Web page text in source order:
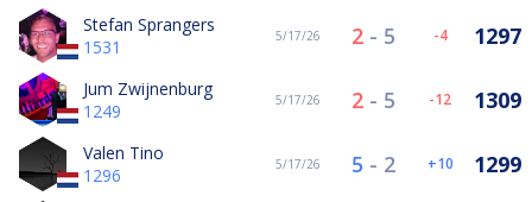
Stefan Sprangers
1531
5/17/26 2 - 5 -4 1297
Jum Zwijnenburg
1249
5/17/26 2 - 5 -12 1309
Valen Tino
1296
5/17/26 5 - 2 10 1299